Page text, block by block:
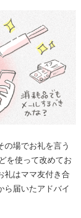
の場でお礼を言う
を使って改めてお
礼はママ友付き合
ら届いたアドバイ